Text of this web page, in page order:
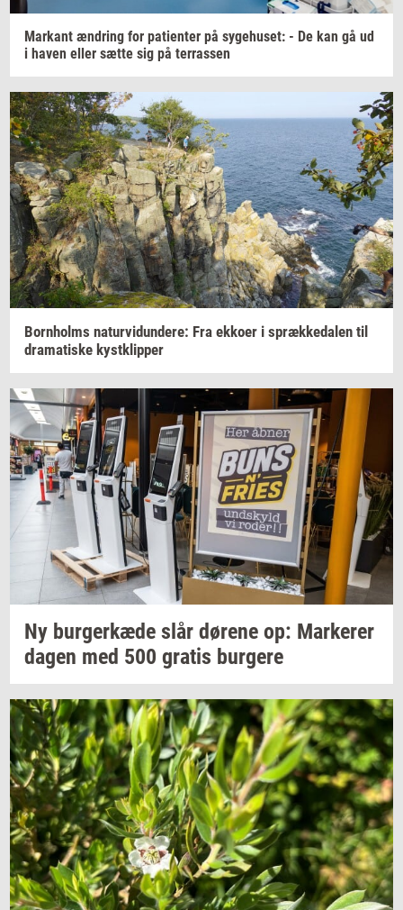
Mar­kant æn­dring for pa­tien­ter på sy­ge­hu­set: - De kan gå ud
i haven eller sætte sig på ter­ras­sen
Born­holms na­tur­vi­dun­de­re: Fra ek­ko­er i spræk­ke­da­len til
dra­ma­ti­ske kyst­klip­per
Ny bur­ger­kæ­de slår dø­re­ne op: Mar­ke­rer
dagen med 500 gra­tis bur­ge­re